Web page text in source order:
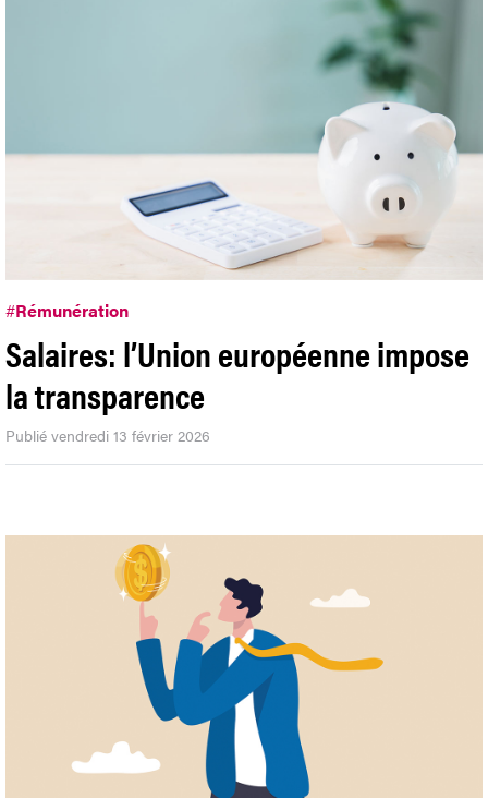
#Rémunération
Salaires: l’Union européenne impose
la transparence
Publié vendredi 13 février 2026